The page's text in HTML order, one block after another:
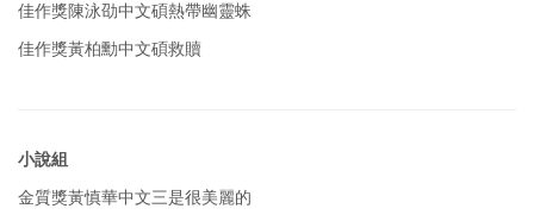
佳作獎陳泳劭中文碩熱帶幽靈蛛
佳作獎黃柏勳中文碩救贖
小說組
金質獎黃慎華中文三是很美麗的